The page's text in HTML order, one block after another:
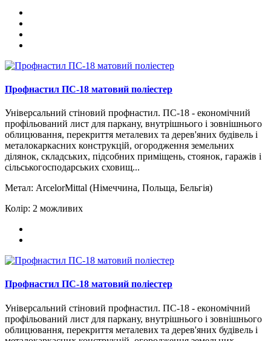
Профнастил ПС-18 матовий поліестер
Універсальний стіновий профнастил. ПС-18 - економічний
профільований лист для паркану, внутрішнього і зовнішнього
облицювання, перекриття металевих та дерев'яних будівель і
металокаркасних конструкцій, огородження земельних
ділянок, складських, підсобних приміщень, стоянок, гаражів і
сільськогосподарських сховищ...
Метал: ArcelorMittal (Німеччина, Польща, Бельгія)
Колір: 2 можливих
Профнастил ПС-18 матовий поліестер
Універсальний стіновий профнастил. ПС-18 - економічний
профільований лист для паркану, внутрішнього і зовнішнього
облицювання, перекриття металевих та дерев'яних будівель і